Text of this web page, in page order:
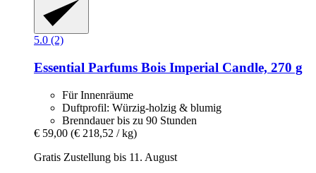
5.0 (2)
Essential Parfums Bois Imperial Candle, 270 g
Für Innenräume
Duftprofil: Würzig-holzig & blumig
Brenndauer bis zu 90 Stunden
€ 59,00 (€ 218,52 / kg)
Gratis Zustellung bis 11. August